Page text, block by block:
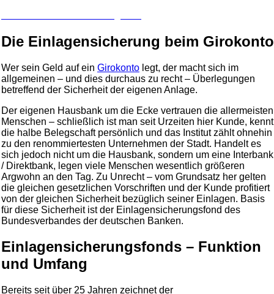
Die Einlagensicherung beim Girokonto
Wer sein Geld auf ein Girokonto legt, der macht sich im
allgemeinen – und dies durchaus zu recht – Überlegungen
betreffend der Sicherheit der eigenen Anlage.
Der eigenen Hausbank um die Ecke vertrauen die allermeisten
Menschen – schließlich ist man seit Urzeiten hier Kunde, kennt
die halbe Belegschaft persönlich und das Institut zählt ohnehin
zu den renommiertesten Unternehmen der Stadt. Handelt es
sich jedoch nicht um die Hausbank, sondern um eine Interbank
/ Direktbank, legen viele Menschen wesentlich größeren
Argwohn an den Tag. Zu Unrecht – vom Grundsatz her gelten
die gleichen gesetzlichen Vorschriften und der Kunde profitiert
von der gleichen Sicherheit bezüglich seiner Einlagen. Basis
für diese Sicherheit ist der Einlagensicherungsfond des
Bundesverbandes der deutschen Banken.
Einlagensicherungsfonds – Funktion
und Umfang
Bereits seit über 25 Jahren zeichnet der